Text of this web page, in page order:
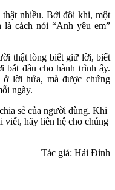
nhiều. Bởi đôi khi, một
cách nói “Anh yêu em”
thật lòng biết giữ lời, biết
bắt đầu cho hành trình ấy.
lời hứa, mà được chứng
ngày.
sẻ của người dùng. Khi
viết, hãy liên hệ cho chúng
Tác giả: Hải Đình